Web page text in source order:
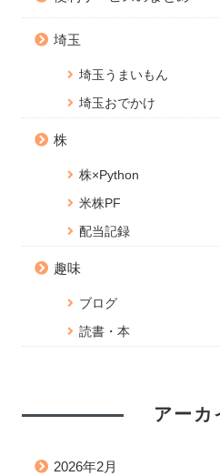
【React
Node.js
順【Mac
【Docker
Jupyter
埼玉
埼玉うまいもん
埼玉おでかけ
株
株×Python
米株PF
配当記録
趣味
ブログ
読書・本
アーカ
2026年2月